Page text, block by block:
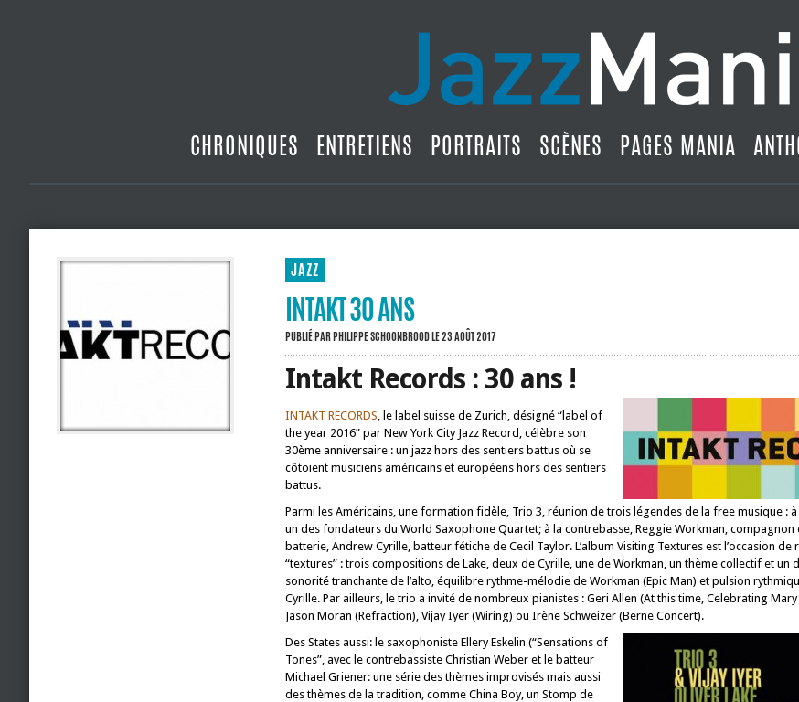
CHRONIQUES ENTRETIENS PORTRAITS SCÈNES PAGES MANIA
JAZZ
INTAKT 30 ANS
PUBLIÉ PARPHILIPPE SCHOONBROODLE 23 AOÛT 2017
Intakt Records : 30 ans !
INTAKT RECORDS, le label suisse de Zurich, désigné “label of
the year 2016” par New York City Jazz Record, célèbre son
30ème anniversaire : un jazz hors des sentiers battus où se
côtoient musiciens américains et européens hors des sentiers
battus.
Parmi les Américains, une formation fidèle, Trio 3, réunion de trois légendes de la free musique : à
un des fondateurs du World Saxophone Quartet; à la contrebasse, Reggie Workman, compagnon
batterie, Andrew Cyrille, batteur fétiche de Cecil Taylor. L’album Visiting Textures est l’occasion
“textures” : trois compositions de Lake, deux de Cyrille, une de Workman, un thème collectif et un
sonorité tranchante de l’alto, équilibre rythme-mélodie de Workman (Epic Man) et pulsion
Cyrille. Par ailleurs, le trio a invité de nombreux pianistes : Geri Allen (At this time, Celebrating Mary
Jason Moran (Refraction), Vijay Iyer (Wiring) ou Irène Schweizer (Berne Concert).
Des States aussi: le saxophoniste Ellery Eskelin (“Sensations of
Tones”, avec le contrebassiste Christian Weber et le batteur
Michael Griener: une série des thèmes improvisés mais aussi
des thèmes de la tradition, comme China Boy, un Stomp de